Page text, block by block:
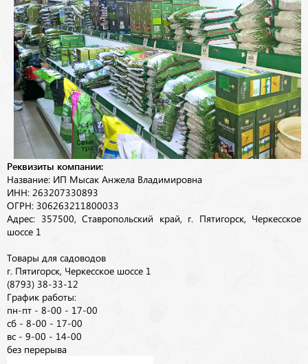
Реквизиты компании:
Название: ИП Мысак Анжела Владимировна
ИНН: 263207330893
ОГРН: 306263211800033
Адрес: 357500, Ставропольский край, г. Пятигорск, Черкесское
шоссе 1
Товары для садоводов
г. Пятигорск, Черкесское шоссе 1
(8793) 38-33-12
График работы:
пн-пт - 8-00 - 17-00
сб - 8-00 - 17-00
вс - 9-00 - 14-00
без перерыва